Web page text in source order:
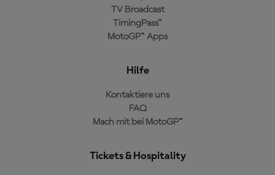
TV Broadcast
TimingPass™
MotoGP™ Apps
Hilfe
Kontaktiere uns
FAQ
Mach mit bei MotoGP™
Tickets & Hospitality